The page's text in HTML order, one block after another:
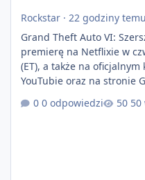
Rockstar · 22 godziny temu
Grand Theft Auto VI:
premierę na Netflixie w
(ET), a także na oficjalnym
YouTubie oraz na stronie
Auto VI będzie dostępne
0 odpowiedzi 50